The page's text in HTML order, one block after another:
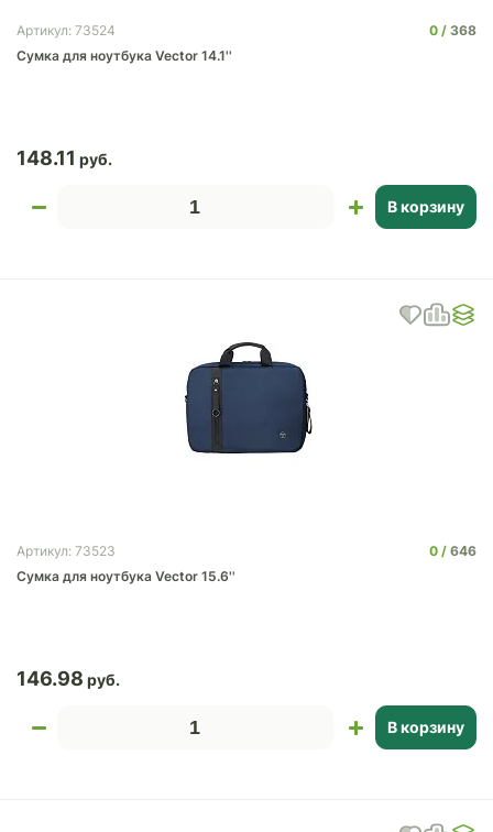
Артикул: 73524 0
368
Сумка для ноутбука Vector 14.1''
148.11
В корзину
Артикул: 73523 0
646
Сумка для ноутбука Vector 15.6''
146.98
В корзину